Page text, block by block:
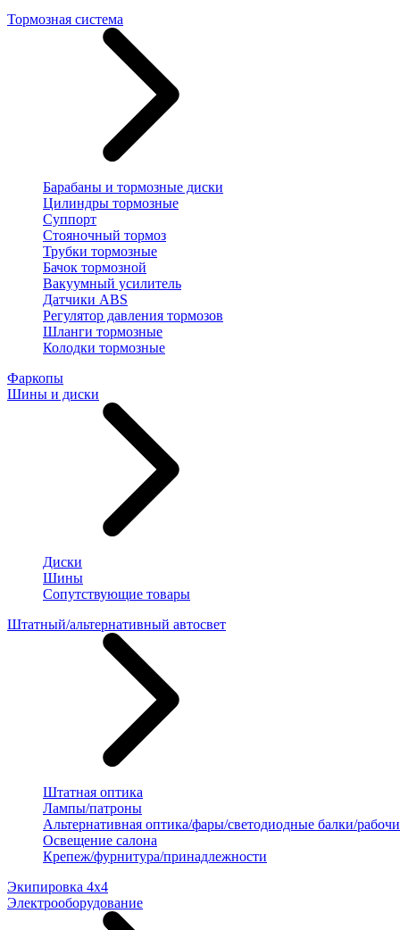
Тормозная система
Барабаны и тормозные диски
Цилиндры тормозные
Суппорт
Стояночный тормоз
Трубки тормозные
Бачок тормозной
Вакуумный усилитель
Датчики ABS
Регулятор давления тормозов
Шланги тормозные
Колодки тормозные
Фаркопы
Шины и диски
Диски
Шины
Сопутствующие товары
Штатный/альтернативный автосвет
Штатная оптика
Лампы/патроны
Альтернативная оптика/фары/светодиодные балки/
Освещение салона
Крепеж/фурнитура/принадлежности
Экипировка 4х4
Электрооборудование